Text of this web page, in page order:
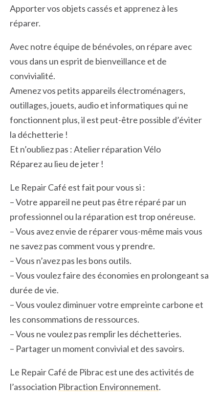
Apporter vos objets cassés et apprenez à les
réparer.
Avec notre équipe de bénévoles, on répare avec
vous dans un esprit de bienveillance et de
convivialité.
Amenez vos petits appareils électroménagers,
outillages, jouets, audio et informatiques qui ne
fonctionnent plus, il est peut-être possible d’éviter
la déchetterie !
Et n’oubliez pas : Atelier réparation Vélo
Réparez au lieu de jeter !
Le Repair Café est fait pour vous si :
– Votre appareil ne peut pas être réparé par un
professionnel ou la réparation est trop onéreuse.
– Vous avez envie de réparer vous-même mais vous
ne savez pas comment vous y prendre.
– Vous n’avez pas les bons outils.
– Vous voulez faire des économies en prolongeant sa
durée de vie.
– Vous voulez diminuer votre empreinte carbone et
les consommations de ressources.
– Vous ne voulez pas remplir les déchetteries.
– Partager un moment convivial et des savoirs.
Le Repair Café de Pibrac est une des activités de
l’association Pibraction Environnement.